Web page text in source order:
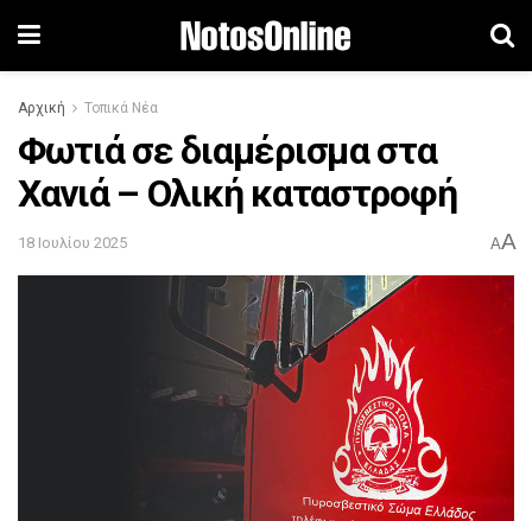
Αρχική Τοπικά Νέα
Φωτιά σε διαμέρισμα στα
Χανιά – Ολική καταστροφή
18 Ιουλίου 2025 AA